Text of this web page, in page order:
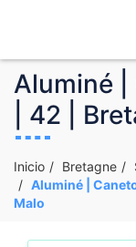
Aluminé |
| 42 |
Inicio Bretagne
Aluminé |
Malo